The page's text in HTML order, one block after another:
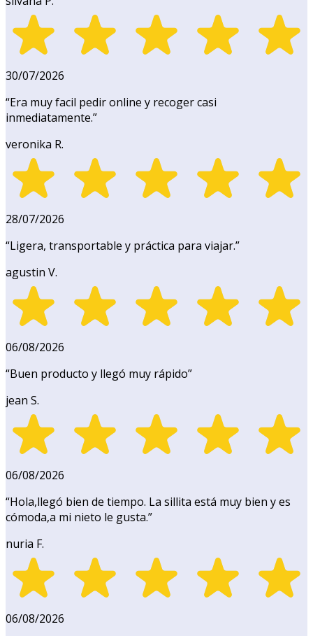
30/07/2026
“Era muy facil pedir online y recoger casi
inmediatamente.”
veronika R.
28/07/2026
“Ligera, transportable y práctica para viajar.”
agustin V.
06/08/2026
“Buen producto y llegó muy rápido”
jean S.
06/08/2026
“Hola,llegó bien de tiempo. La sillita está muy bien y es
cómoda,a mi nieto le gusta.”
nuria F.
06/08/2026